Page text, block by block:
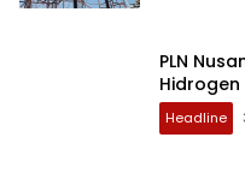
PLN
Hidrogen
Headline